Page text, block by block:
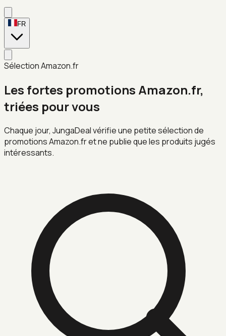
FR
Sélection Amazon.fr
Les fortes promotions Amazon.fr,
triées pour vous
Chaque jour, JungaDeal vérifie une petite sélection de
promotions Amazon.fr et ne publie que les produits jugés
intéressants.